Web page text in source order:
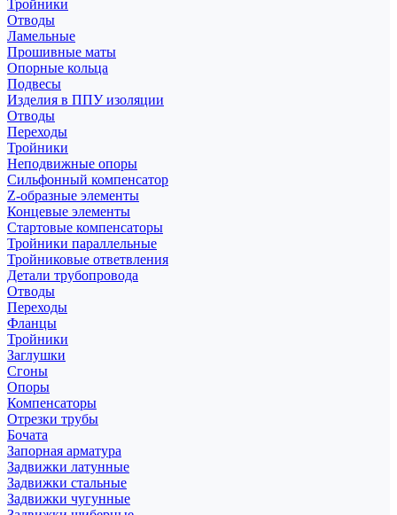
Тройники
Отводы
Ламельные
Прошивные маты
Опорные кольца
Подвесы
Изделия в ППУ изоляции
Отводы
Переходы
Тройники
Неподвижные опоры
Cильфонный компенсатор
Z-образные элементы
Концевые элементы
Стартовые компенсаторы
Тройники параллельные
Тройниковые ответвления
Детали трубопровода
Отводы
Переходы
Фланцы
Тройники
Заглушки
Сгоны
Опоры
Компенсаторы
Отрезки трубы
Бочата
Запорная арматура
Задвижки латунные
Задвижки стальные
Задвижки чугунные